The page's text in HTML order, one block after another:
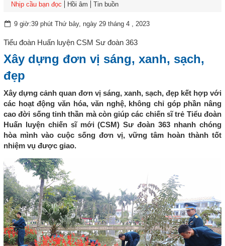
Nhịp cầu bạn đọc
Hồi âm Tin buồn
9 giờ:39 phút Thứ bảy, ngày 29 tháng 4 , 2023
Tiểu đoàn Huấn luyện CSM Sư đoàn 363
Xây dựng đơn vị sáng, xanh, sạch,
đẹp
Xây dựng cảnh quan đơn vị sáng, xanh, sạch, đẹp kết hợp với
các hoạt động văn hóa, văn nghệ, không chỉ góp phần nâng
cao đời sống tinh thần mà còn giúp các chiến sĩ trẻ Tiểu đoàn
Huấn luyện chiến sĩ mới (CSM) Sư đoàn 363 nhanh chóng
hòa mình vào cuộc sống đơn vị, vững tâm hoàn thành tốt
nhiệm vụ được giao.